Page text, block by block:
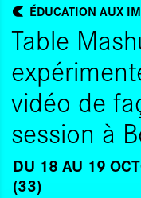
ÉDUCATION AUX
Table
vidéo de
session à
DU 18 AU 19
(33)